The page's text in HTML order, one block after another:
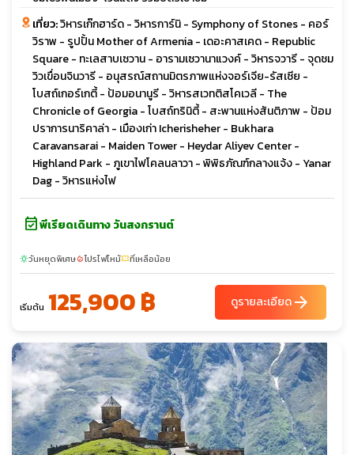
เที่ยว:วิหารเก๊กฮาร์ด - วิหารการ์นิ - Symphony of Stones - คอร์
วิราพ - รูปปั้น Mother of Armenia - เดอะคาสเคด - Republic
Square - ทะเลสาบเซวาน - อารามเซวานาแวงค์ - วิหารจวารี - จุดชม
วิวเขื่อนจินวารี - อนุสรณ์สถานมิตรภาพแห่งจอร์เจีย-รัสเซีย -
โบสถ์เกอร์เกตี้ - ป้อมอนานูรี - วิหารสเวทติสโคเวลี - The
Chronicle of Georgia - โบสถ์ทรินิตี้ - สะพานแห่งสันติภาพ - ป้อม
ปราการนาริคาล่า - เมืองเก่า Icherisheher - Bukhara
Caravansarai - Maiden Tower - Heydar Aliyev Center -
Highland Park - ภูเขาไฟโคลนลาวา - พิพิธภัณฑ์กลางแจ้ง - Yanar
Dag - วิหารแห่งไฟ
event_availableพีเรียดเดินทาง วันสงกรานต์
sunnyวันหยุดพิเศษlocal_fire_departmentโปรไฟไหม้confirmation_numberที่เหลือน้อย
เริ่มต้น 125,900 ฿ ดูรายละเอียดarrow_forward